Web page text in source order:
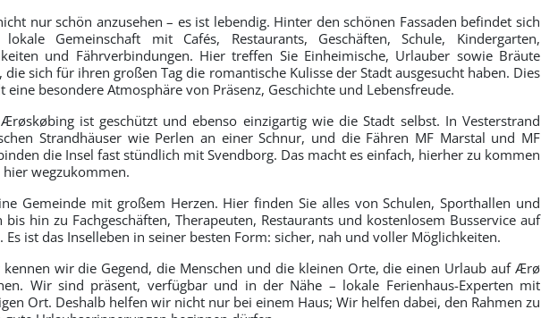
nur schön anzusehen – es ist lebendig. Hinter den schönen Fassaden befindet sich
Gemeinschaft mit Cafés, Restaurants, Geschäften, Schule, Kindergarten,
und Fährverbindungen. Hier treffen Sie Einheimische, Urlauber sowie Bräute
die sich für ihren großen Tag die romantische Kulisse der Stadt ausgesucht haben. Dies
eine besondere Atmosphäre von Präsenz, Geschichte und Lebensfreude.
ist geschützt und ebenso einzigartig wie die Stadt selbst. In Vesterstrand
Strandhäuser wie Perlen an einer Schnur, und die Fähren MF Marstal und MF
die Insel fast stündlich mit Svendborg. Das macht es einfach, hierher zu kommen
wegzukommen.
Gemeinde mit großem Herzen. Hier finden Sie alles von Schulen, Sporthallen und
bis hin zu Fachgeschäften, Therapeuten, Restaurants und kostenlosem Busservice auf
Es ist das Inselleben in seiner besten Form: sicher, nah und voller Möglichkeiten.
kennen wir die Gegend, die Menschen und die kleinen Orte, die einen Urlaub auf Ærø
Wir sind präsent, verfügbar und in der Nähe – lokale Ferienhaus-Experten mit
Ort. Deshalb helfen wir nicht nur bei einem Haus; Wir helfen dabei, den Rahmen zu